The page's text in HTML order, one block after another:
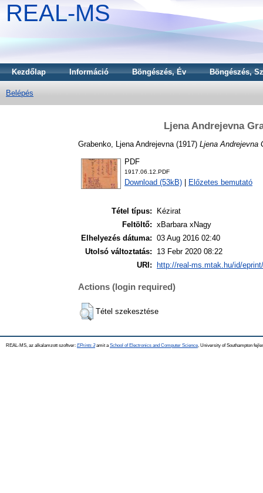
REAL-MS
Kezdőlap Információ Böngészés, Év Böngészés,
Belépés
Ljena Andrejevna
Grabenko, Ljena Andrejevna (1917) Ljena Andrejevna
PDF
1917.06.12.PDF
Download (53kB) Előzetes bemutató
Tétel típus:
Kézirat
Feltöltő: xBarbara xNagy
Elhelyezés dátuma: 03 Aug 2016 02:40
Utolsó változtatás:
13 Febr 2020 08:22
URI:
http://real-ms.mtak.hu/id/
Actions (login required)
Tétel szekesztése
REAL-MS, az alkalamzott szoftver: EPrints 3amit a School of Electronics and Computer Science , University of Southampton